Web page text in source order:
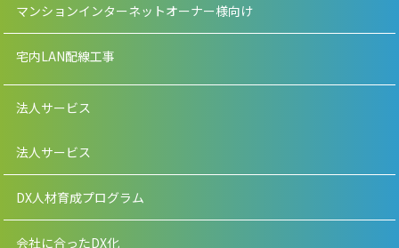
マンションインターネットオーナー様向け
宅内LAN配線工事
法人サービス
法人サービス
DX人材育成プログラム
会社に合ったDX化